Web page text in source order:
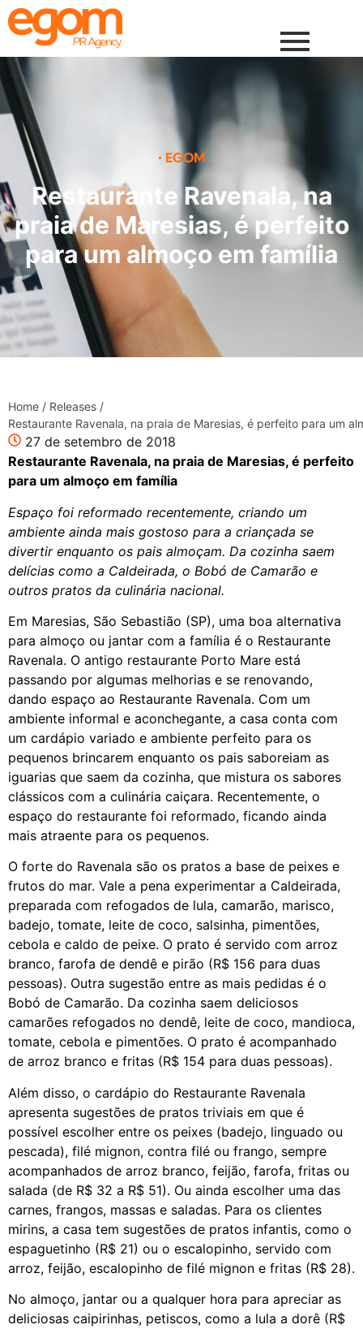
• EGOM
Restaurante Ravenala, na
praia de Maresias, é perfeito
para um almoço em família
Home / Releases /
Restaurante Ravenala, na praia de Maresias, é perfeito para um
27 de setembro de 2018
Restaurante Ravenala, na praia de Maresias, é perfeito
para um almoço em família
Espaço foi reformado recentemente, criando um
ambiente ainda mais gostoso para a criançada se
divertir enquanto os pais almoçam. Da cozinha saem
delícias como a Caldeirada, o Bobó de Camarão e
outros pratos da culinária nacional.
Em Maresias, São Sebastião (SP), uma boa alternativa
para almoço ou jantar com a família é o Restaurante
Ravenala. O antigo restaurante Porto Mare está
passando por algumas melhorias e se renovando,
dando espaço ao Restaurante Ravenala. Com um
ambiente informal e aconchegante, a casa conta com
um cardápio variado e ambiente perfeito para os
pequenos brincarem enquanto os pais saboreiam as
iguarias que saem da cozinha, que mistura os sabores
clássicos com a culinária caiçara. Recentemente, o
espaço do restaurante foi reformado, ficando ainda
mais atraente para os pequenos.
O forte do Ravenala são os pratos a base de peixes e
frutos do mar. Vale a pena experimentar a Caldeirada,
preparada com refogados de lula, camarão, marisco,
badejo, tomate, leite de coco, salsinha, pimentões,
cebola e caldo de peixe. O prato é servido com arroz
branco, farofa de dendê e pirão (R$ 156 para duas
pessoas). Outra sugestão entre as mais pedidas é o
Bobó de Camarão. Da cozinha saem deliciosos
camarões refogados no dendê, leite de coco, mandioca,
tomate, cebola e pimentões. O prato é acompanhado
de arroz branco e fritas (R$ 154 para duas pessoas).
Além disso, o cardápio do Restaurante Ravenala
apresenta sugestões de pratos triviais em que é
possível escolher entre os peixes (badejo, linguado ou
pescada), filé mignon, contra filé ou frango, sempre
acompanhados de arroz branco, feijão, farofa, fritas ou
salada (de R$ 32 a R$ 51). Ou ainda escolher uma das
carnes, frangos, massas e saladas. Para os clientes
mirins, a casa tem sugestões de pratos infantis, como o
espaguetinho (R$ 21) ou o escalopinho, servido com
arroz, feijão, escalopinho de filé mignon e fritas (R$ 28).
No almoço, jantar ou a qualquer hora para apreciar as
deliciosas caipirinhas, petiscos, como a lula a dorê (R$